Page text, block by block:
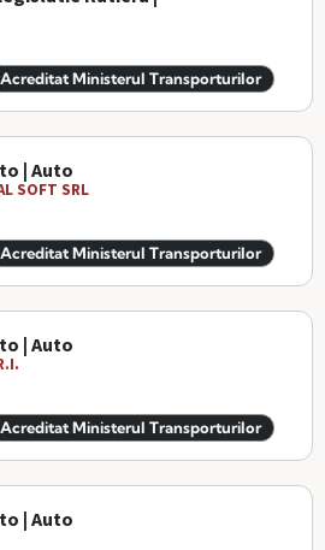
Acreditat Ministerul Transporturilor
| Auto
SOFT SRL
Acreditat Ministerul Transporturilor
| Auto
Acreditat Ministerul Transporturilor
| Auto